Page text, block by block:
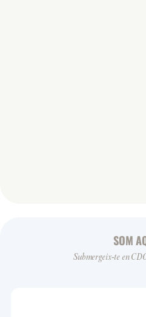
SOM
Submergeix-te en